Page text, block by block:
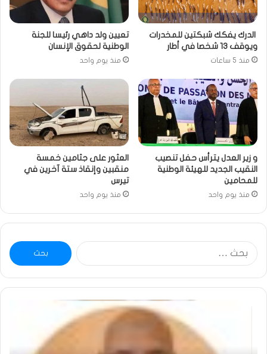
الدرك يفكك شبكتين للمخدرات
ويوقف 13 شخصا في أطار
منذ 5 ساعات
تعيين ولد داهي رئيسا للجنة
الوطنية لحقوق الإنسان
منذ يوم واحد
و زير العدل يترأس حفل تنصيب
النقيب الجديد للهيئة الوطنية
للمحامين
منذ يوم واحد
العثور على جثامين خمسة
منقبين وإنقاذ ستة آخرين في
تيرس
منذ يوم واحد
البحث
عن: